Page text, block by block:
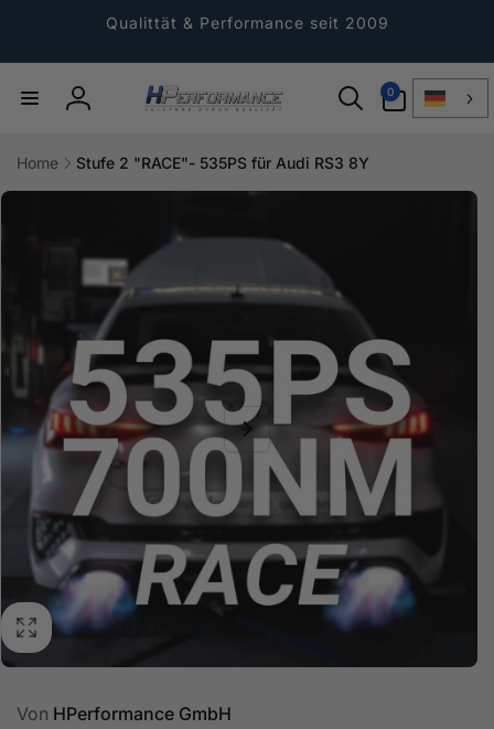
Qualittät & Performance seit 2009
Einloggen
0
Artikel
Home Stufe 2 "RACE"- 535PS für Audi RS3 8Y
Von HPerformance GmbH